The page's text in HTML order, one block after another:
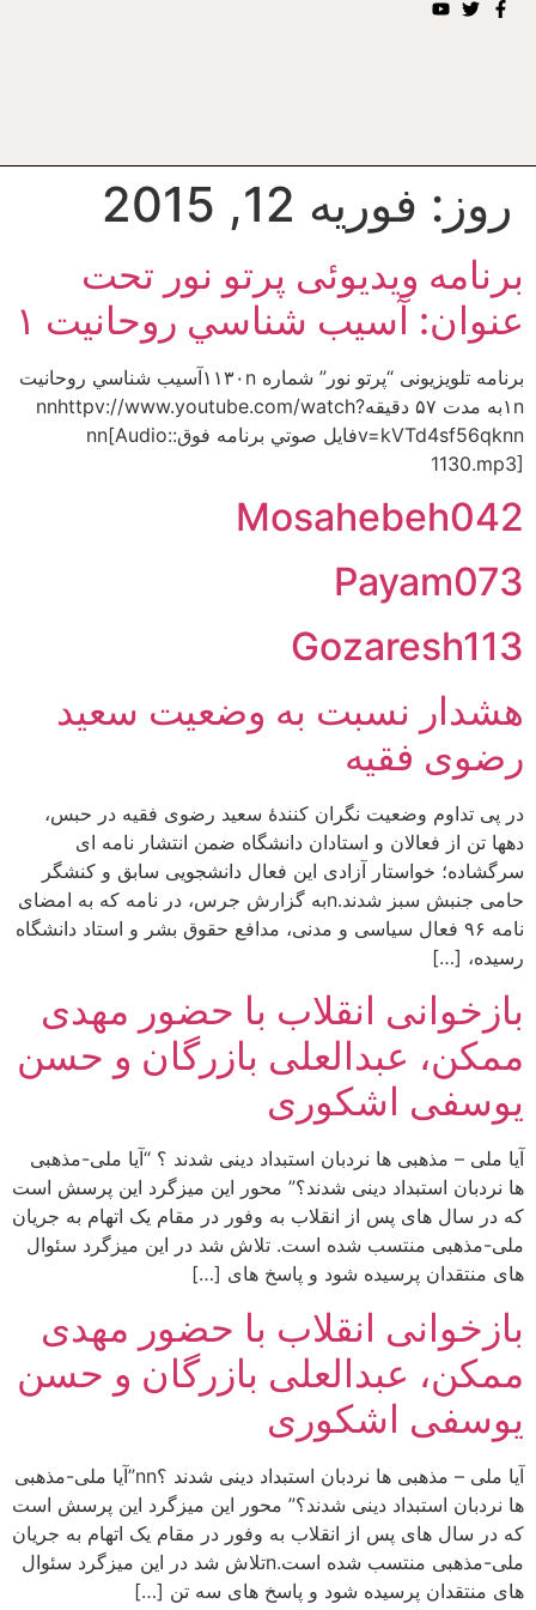
روز: فوریه 12, 2015
برنامه ويديوئى پرتو نور تحت
عنوان: آسيب شناسي روحانيت ۱
برنامه تلويزيونى “پرتو نور” شماره ۱۱۳۰nآسيب شناسي روحانيت
۱nبه مدت ۵۷ دقيقهnnhttpv://www.youtube.com/watch?
v=kVTd4sf56qknnفايل صوتي برنامه فوق:nn[Audio:
1130.mp3]
Mosahebeh042
Payam073
Gozaresh113
هشدار نسبت به وضعیت سعید
رضوی فقیه
در پی تداوم وضعیت نگران کنندۀ سعید رضوی فقیه در حبس،
دهها تن از فعالان و استادان دانشگاه ضمن انتشار نامه ای
سرگشاده؛ خواستار آزادی این فعال دانشجویی سابق و کنشگر
حامی جنبش سبز شدند.nبه گزارش جرس، در نامه که به امضای
نامه ۹۶ فعال سیاسی و مدنی، مدافع حقوق بشر و استاد دانشگاه
رسیده، […]
بازخوانی انقلاب با حضور مهدی
ممکن، عبدالعلی بازرگان و حسن
یوسفی اشکوری
آیا ملی – مذهبی ها نردبان استبداد دینی شدند ؟ “آیا ملی-مذهبی
ها نردبان استبداد دینی شدند؟” محور این میزگرد این پرسش است
که در سال های پس از انقلاب به وفور در مقام یک اتهام به جریان
ملی-مذهبی منتسب شده است. تلاش شد در این میزگرد سئوال
های منتقدان پرسیده شود و پاسخ های […]
بازخوانی انقلاب با حضور مهدی
ممکن، عبدالعلی بازرگان و حسن
یوسفی اشکوری
آیا ملی – مذهبی ها نردبان استبداد دینی شدند ؟nn”آیا ملی-مذهبی
ها نردبان استبداد دینی شدند؟” محور این میزگرد این پرسش است
که در سال های پس از انقلاب به وفور در مقام یک اتهام به جریان
ملی-مذهبی منتسب شده است.nتلاش شد در این میزگرد سئوال
های منتقدان پرسیده شود و پاسخ های سه تن […]